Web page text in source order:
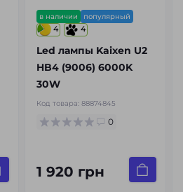
в наличии популярный
4 4
Led лампы Kaixen U2
HB4 (9006) 6000K
30W
Код товара: 88874845
0
1 920 грн